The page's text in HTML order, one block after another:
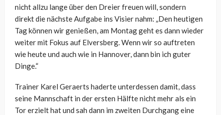
nicht allzu lange über den Dreier freuen will, sondern
direkt die nächste Aufgabe ins Visier nahm: „Den heutigen
Tag können wir genießen, am Montag geht es dann wieder
weiter mit Fokus auf Elversberg. Wenn wir so auftreten
wie heute und auch wie in Hannover, dann bin ich guter
Dinge.“
Trainer Karel Geraerts haderte unterdessen damit, dass
seine Mannschaft in der ersten Hälfte nicht mehr als ein
Tor erzielt hat und sah dann im zweiten Durchgang eine